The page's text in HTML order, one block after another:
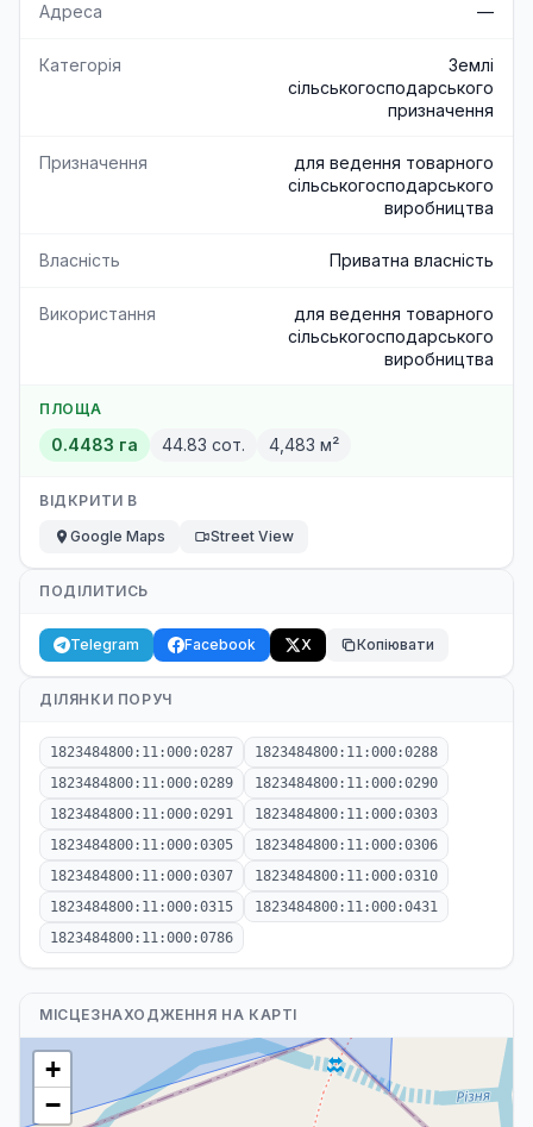
Адреса —
Категорія
Землі
сільськогосподарського
призначення
Призначення
для ведення товарного
сільськогосподарського
виробництва
Власність Приватна власність
Використання
для ведення товарного
сільськогосподарського
виробництва
ПЛОЩА
0.4483 га 44.83 сот. 4,483 м²
ВІДКРИТИ В
Google Maps
Street View
ПОДІЛИТИСЬ
Telegram Facebook X Копіювати
ДІЛЯНКИ ПОРУЧ
1823484800:11:000:0287
1823484800:11:000:0288
1823484800:11:000:0289
1823484800:11:000:0290
1823484800:11:000:0291
1823484800:11:000:0303
1823484800:11:000:0305
1823484800:11:000:0306
1823484800:11:000:0307
1823484800:11:000:0310
1823484800:11:000:0315
1823484800:11:000:0431
1823484800:11:000:0786
МІСЦЕЗНАХОДЖЕННЯ НА КАРТІ
+
−